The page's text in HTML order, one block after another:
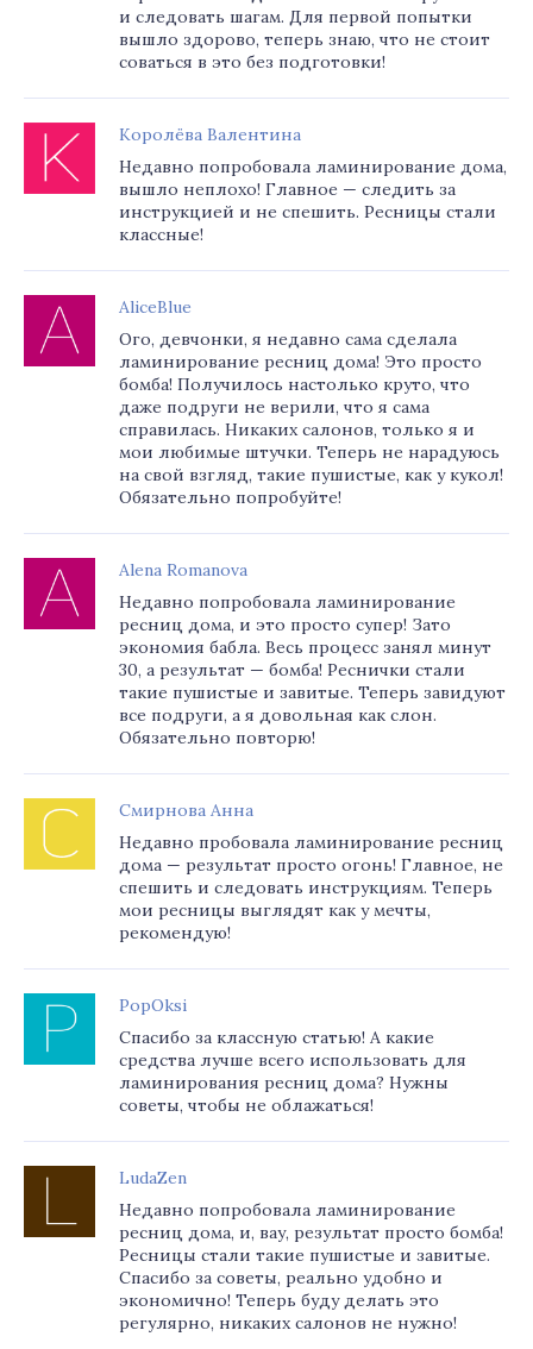
и следовать шагам. Для первой попытки
вышло здорово, теперь знаю, что не стоит
соваться в это без подготовки!
Королёва Валентина
Недавно попробовала ламинирование дома,
вышло неплохо! Главное — следить за
инструкцией и не спешить. Ресницы стали
классные!
AliceBlue
Ого, девчонки, я недавно сама сделала
ламинирование ресниц дома! Это просто
бомба! Получилось настолько круто, что
даже подруги не верили, что я сама
справилась. Никаких салонов, только я и
мои любимые штучки. Теперь не нарадуюсь
на свой взгляд, такие пушистые, как у кукол!
Обязательно попробуйте!
Alena Romanova
Недавно попробовала ламинирование
ресниц дома, и это просто супер! Зато
экономия бабла. Весь процесс занял минут
30, а результат — бомба! Реснички стали
такие пушистые и завитые. Теперь завидуют
все подруги, а я довольная как слон.
Обязательно повторю!
Смирнова Анна
Недавно пробовала ламинирование ресниц
дома — результат просто огонь! Главное, не
спешить и следовать инструкциям. Теперь
мои ресницы выглядят как у мечты,
рекомендую!
PopOksi
Спасибо за классную статью! А какие
средства лучше всего использовать для
ламинирования ресниц дома? Нужны
советы, чтобы не облажаться!
LudaZen
Недавно попробовала ламинирование
ресниц дома, и, вау, результат просто бомба!
Ресницы стали такие пушистые и завитые.
Спасибо за советы, реально удобно и
экономично! Теперь буду делать это
регулярно, никаких салонов не нужно!